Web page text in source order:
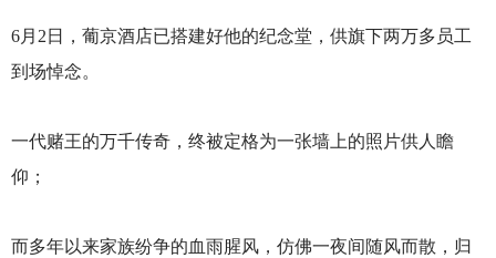
6月2日，葡京酒店已搭建好他的纪念堂，供旗下两万多员工
到场悼念。
一代赌王的万千传奇，终被定格为一张墙上的照片供人瞻
仰；
而多年以来家族纷争的血雨腥风，仿佛一夜间随风而散，归